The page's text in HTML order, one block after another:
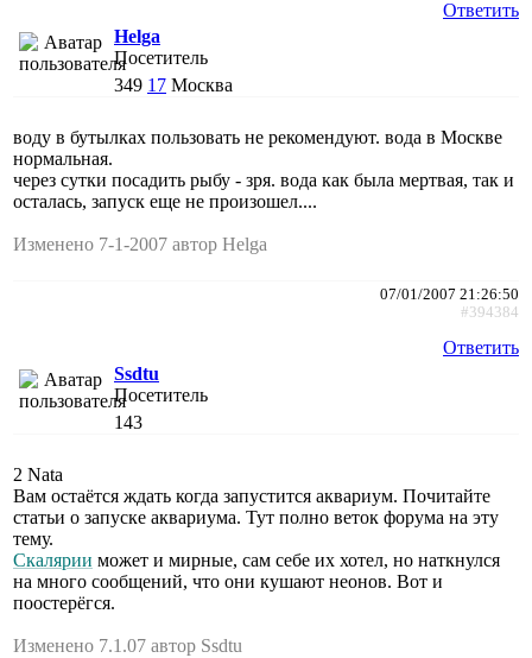
Ответить
Helga
Посетитель
349 17 Москва
воду в бутылках пользовать не рекомендуют. вода в Москве
нормальная.
через сутки посадить рыбу - зря. вода как была мертвая, так и
осталась, запуск еще не произошел....
Изменено 7-1-2007 автор Helga
07/01/2007 21:26:50
#394384
Ответить
Ssdtu
Посетитель
143
2 Nata
Вам остаётся ждать когда запустится аквариум. Почитайте
статьи о запуске аквариума. Тут полно веток форума на эту
тему.
Скалярии может и мирные, сам себе их хотел, но наткнулся
на много сообщений, что они кушают неонов. Вот и
поостерёгся.
Изменено 7.1.07 автор Ssdtu